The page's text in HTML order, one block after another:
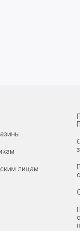
лицам